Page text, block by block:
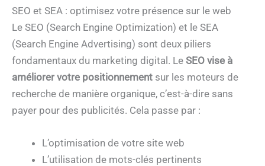
SEO et SEA : optimisez votre présence sur le web
Le SEO (Search Engine Optimization) et le SEA
(Search Engine Advertising) sont deux piliers
fondamentaux du marketing digital. Le SEO vise à
améliorer votre positionnement sur les moteurs de
recherche de manière organique, c’est-à-dire sans
payer pour des publicités. Cela passe par :
L’optimisation de votre site web
L’utilisation de mots-clés pertinents